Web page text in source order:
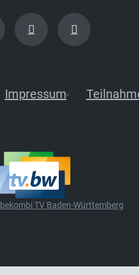
Impressum
TV Baden-Württemberg